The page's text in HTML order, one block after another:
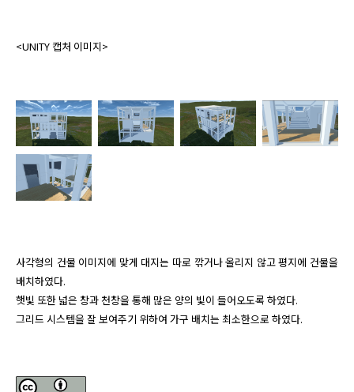
<UNITY 캡처 이미지>
사각형의 건물 이미지에 맞게 대지는 따로 깎거나 올리지 않고 평지에 건물을
배치하였다.
햇빛 또한 넓은 창과 천창을 통해 많은 양의 빛이 들어오도록 하였다.